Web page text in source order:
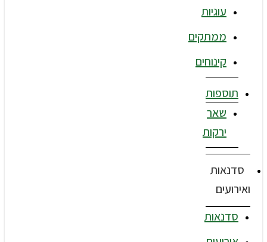
עוגיות
ממתקים
קינוחים
תוספות
שאר
ירקות
סדנאות
ואירועים
סדנאות